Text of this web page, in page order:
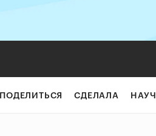
ПОДЕЛИТЬСЯ СДЕЛАЛА